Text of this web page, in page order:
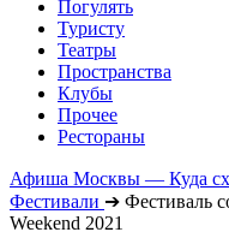
Погулять
Туристу
Театры
Пространства
Клубы
Прочее
Рестораны
Афиша Москвы — Куда
Фестивали ➔ Фестиваль
Weekend 2021